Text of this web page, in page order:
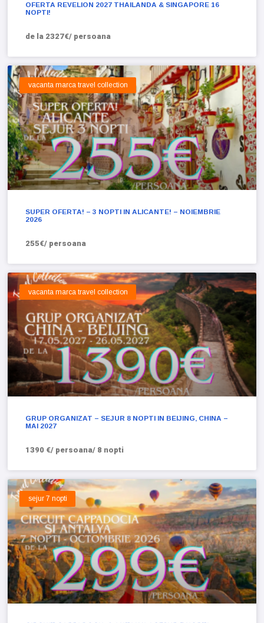
OFERTA REVELION 2027 THAILANDA & SINGAPORE 16
NOPTI!
de la 2327€/ persoana
vacanta marca travel collection
SUPER OFERTA! – 3 NOPTI IN ALICANTE! – NOIEMBRIE
2026
255€/ persoana
vacanta marca travel collection
GRUP ORGANIZAT – SEJUR 8 NOPTI IN BEIJING, CHINA –
MAI 2027
1390 €/ persoana/ 8 nopti
sejur 7 nopti